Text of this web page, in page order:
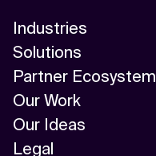
Industries
Solutions
Partner Ecosystem
Our Work
Our Ideas
Legal